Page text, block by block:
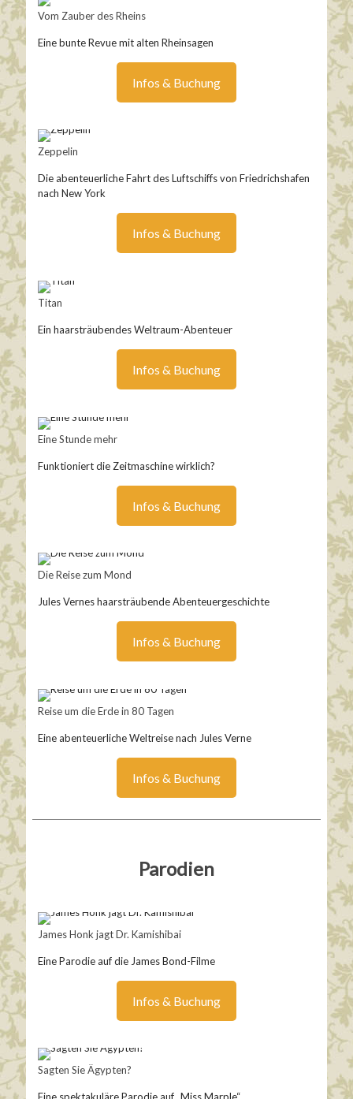
Vom Zauber des Rheins
Eine bunte Revue mit alten Rheinsagen
Infos & Buchung
Zeppelin
Die abenteuerliche Fahrt des Luftschiffs von Friedrichshafen
nach New York
Infos & Buchung
Titan
Ein haarsträubendes Weltraum-Abenteuer
Infos & Buchung
Eine Stunde mehr
Funktioniert die Zeitmaschine wirklich?
Infos & Buchung
Die Reise zum Mond
Jules Vernes haarsträubende Abenteuergeschichte
Infos & Buchung
Reise um die Erde in 80 Tagen
Eine abenteuerliche Weltreise nach Jules Verne
Infos & Buchung
Parodien
James Honk jagt Dr. Kamishibai
Eine Parodie auf die James Bond-Filme
Infos & Buchung
Sagten Sie Ägypten?